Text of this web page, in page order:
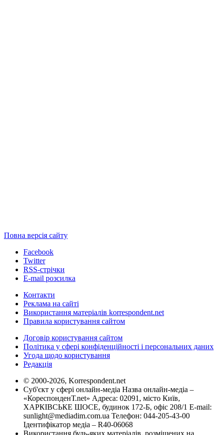
Повна версія сайту
Facebook
Twitter
RSS-стрічки
E-mail розсилка
Контакти
Реклама на сайті
Використання матеріалів korrespondent.net
Правила користування сайтом
Договір користування сайтом
Політика у сфері конфіденційності і персональних даних
Угода щодо користування
Редакція
© 2000-2026, Korrespondent.net
Суб'єкт у сфері онлайн-медіа Назва онлайн-медіа –
«КореспонденТ.net» Адреса: 02091, місто Київ,
ХАРКІВСЬКЕ ШОСЕ, будинок 172-Б, офіс 208/1 E-mail:
sunlight@mediadim.com.ua Телефон: 044-205-43-00
Ідентифікатор медіа – R40-06068